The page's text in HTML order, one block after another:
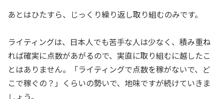
あとはひたすら、じっくり繰り返し取り組むのみです。
ライティングは、日本人でも苦手な人は少なく、積み重ね
れば確実に点数があがるので、実直に取り組むに越したこ
とはありません。「ライティングで点数を稼がないで、ど
こで稼ぐの？」くらいの勢いで、地味ですが続けていきま